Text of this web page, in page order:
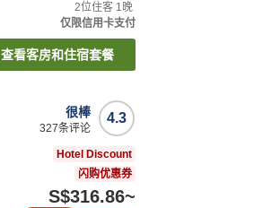
2位住客 1晚
仅限信用卡支付
查看客房和住宿套餐
4.3
很棒
327条评论
Hotel Discount
闪购优惠券
S$316.86~